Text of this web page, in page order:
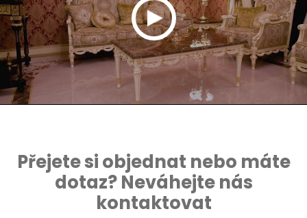
Přejete si objednat nebo máte
dotaz? Neváhejte nás
kontaktovat